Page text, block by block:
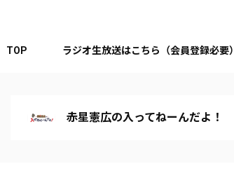
TOP ラジオ生放送はこちら（会員登録必要）
赤星憲広の入ってねーんだよ！